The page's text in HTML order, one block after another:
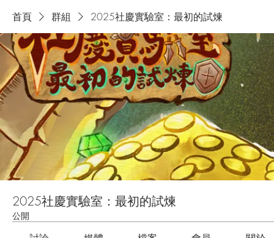
首頁 群組 2025社慶實驗室：最初的試煉
2025社慶實驗室：最初的試煉
公開